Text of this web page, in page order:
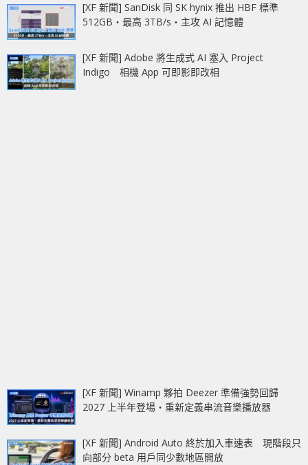
[XF 新聞] SanDisk 同 SK hynix 推出 HBF 標準
512GB‧最高 3TB/s‧主攻 AI 記憶體
[XF 新聞] Adobe 將生成式 AI 塞入 Project
Indigo 相機 App 可即影即改相
[XF 新聞] Winamp 夥拍 Deezer 準備強勢回歸
2027 上半年登場‧重新定義串流音樂播放器
[XF 新聞] Android Auto 終於加入車速表 現階段只
向部分 beta 用戶同少數地區開放